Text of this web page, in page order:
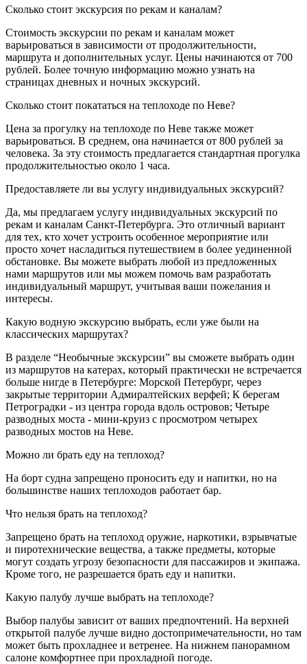
Сколько стоит экскурсия по рекам и каналам?
Стоимость экскурсии по рекам и каналам может
варьироваться в зависимости от продолжительности,
маршрута и дополнительных услуг. Цены начинаются от 700
рублей. Более точную информацию можно узнать на
страницах дневных и ночных экскурсий.
Сколько стоит покататься на теплоходе по Неве?
Цена за прогулку на теплоходе по Неве также может
варьироваться. В среднем, она начинается от 800 рублей за
человека. За эту стоимость предлагается стандартная прогулка
продолжительностью около 1 часа.
Предоставляете ли вы услугу индивидуальных экскурсий?
Да, мы предлагаем услугу индивидуальных экскурсий по
рекам и каналам Санкт-Петербурга. Это отличный вариант
для тех, кто хочет устроить особенное мероприятие или
просто хочет насладиться путешествием в более уединенной
обстановке. Вы можете выбрать любой из предложенных
нами маршрутов или мы можем помочь вам разработать
индивидуальный маршрут, учитывая ваши пожелания и
интересы.
Какую водную экскурсию выбрать, если уже были на
классических маршрутах?
В разделе “Необычные экскурсии” вы сможете выбрать один
из маршрутов на катерах, который практически не встречается
больше нигде в Петербурге: Морской Петербург, через
закрытые территории Адмиралтейских верфей; К берегам
Петроградки - из центра города вдоль островов; Четыре
разводных моста - мини-круиз с просмотром четырех
разводных мостов на Неве.
Можно ли брать еду на теплоход?
На борт судна запрещено проносить еду и напитки, но на
большинстве наших теплоходов работает бар.
Что нельзя брать на теплоход?
Запрещено брать на теплоход оружие, наркотики, взрывчатые
и пиротехнические вещества, а также предметы, которые
могут создать угрозу безопасности для пассажиров и экипажа.
Кроме того, не разрешается брать еду и напитки.
Какую палубу лучше выбрать на теплоходе?
Выбор палубы зависит от ваших предпочтений. На верхней
открытой палубе лучше видно достопримечательности, но там
может быть прохладнее и ветренее. На нижнем панорамном
салоне комфортнее при прохладной погоде.